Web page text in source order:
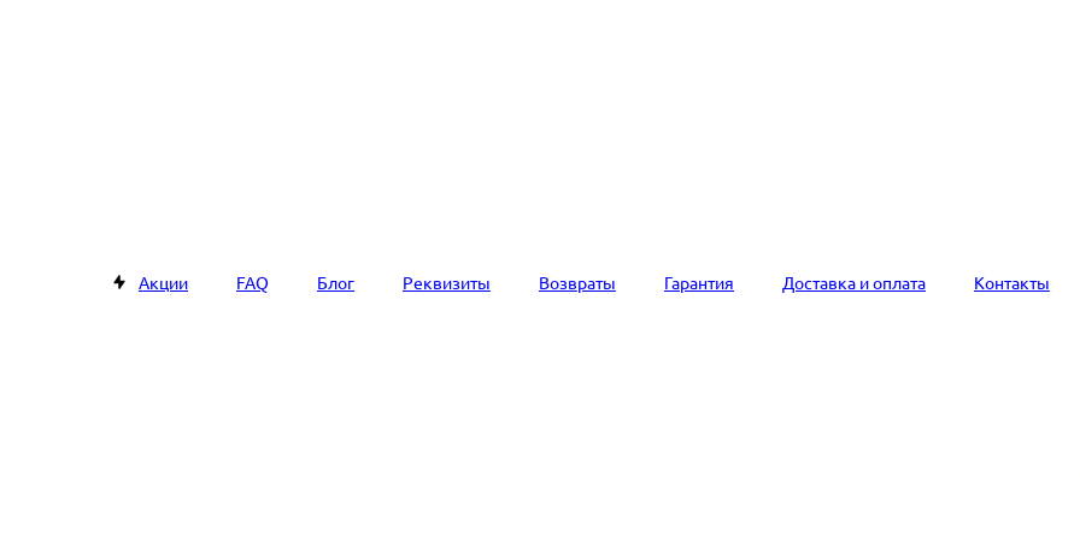
Акции FAQ Блог Реквизиты Возвраты Гарантия Доставка и оплата Контакты